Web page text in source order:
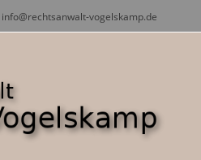
info@rechtsanwalt-vogelskamp.de